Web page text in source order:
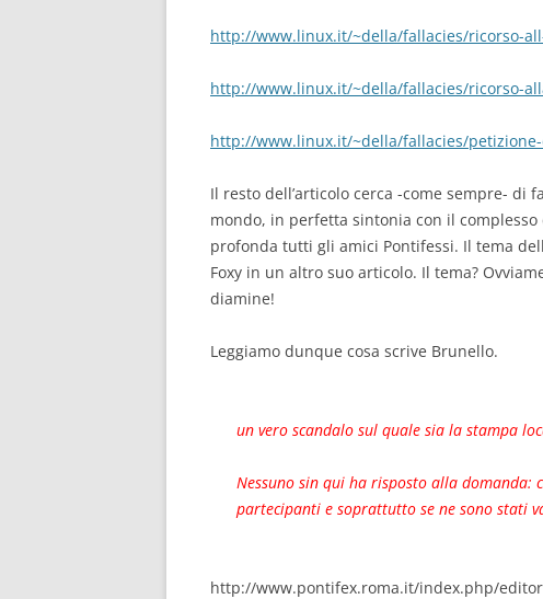
http://www.linux.it/~della/fallacies/ricorso-
http://www.linux.it/~della/fallacies/ricorso-
http://www.linux.it/~della/fallacies/
Il resto dell’articolo cerca -come sempre-
mondo, in perfetta sintonia con il
profonda tutti gli amici Pontifessi. Il tema
Foxy in un altro suo articolo. Il tema?
diamine!
Leggiamo dunque cosa scrive Brunello.
un vero scandalo sul quale sia la stampa
Nessuno sin qui ha risposto alla domanda:
partecipanti e soprattutto se ne sono stati
http://www.pontifex.roma.it/index.php/